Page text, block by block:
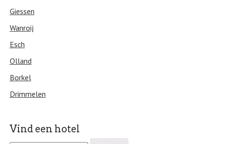
Giessen
Wanroij
Esch
Olland
Borkel
Drimmelen
Vind een hotel